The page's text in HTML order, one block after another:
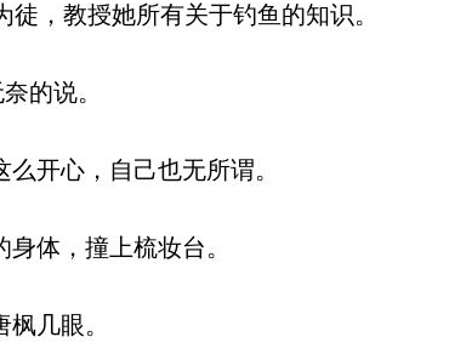
，教授她所有关于钓鱼的知识。
的说。
开心，自己也无所谓。
体，撞上梳妆台。
几眼。